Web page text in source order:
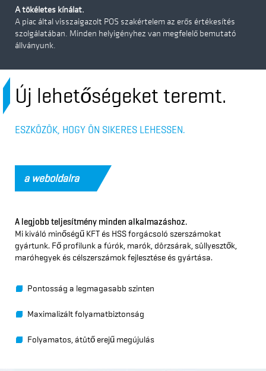
A tökéletes kínálat.
A piac által visszaigazolt POS szakértelem az erős értékesítés
szolgálatában. Minden helyigényhez van megfelelő bemutató
állványunk.
Új lehetőségeket teremt.
ESZKÖZÖK, HOGY ÖN SIKERES LEHESSEN.
a weboldalra
A legjobb teljesítmény minden alkalmazáshoz.
Mi kiváló minőségű KFT és HSS forgácsoló szerszámokat
gyártunk. Fő profilunk a fúrók, marók, dörzsárak, süllyesztők,
maróhegyek és célszerszámok fejlesztése és gyártása.
Pontosság a legmagasabb szinten
Maximalizált folyamatbiztonság
Folyamatos, átütő erejű megújulás